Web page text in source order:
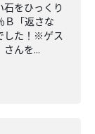
をひっくり
Ｂ「返さな
した！※ゲス
んを...